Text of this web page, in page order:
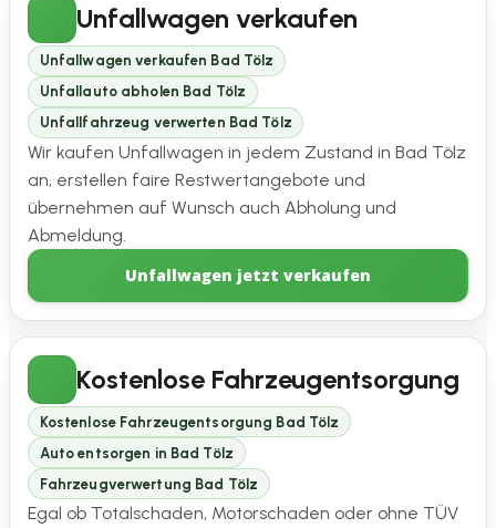
Unfallwagen verkaufen
Unfallwagen verkaufen Bad Tölz
Unfallauto abholen Bad Tölz
Unfallfahrzeug verwerten Bad Tölz
Wir kaufen Unfallwagen in jedem Zustand in Bad Tölz
an, erstellen faire Restwertangebote und
übernehmen auf Wunsch auch Abholung und
Abmeldung.
Unfallwagen jetzt verkaufen
Kostenlose Fahrzeugentsorgung
Kostenlose Fahrzeugentsorgung Bad Tölz
Auto entsorgen in Bad Tölz
Fahrzeugverwertung Bad Tölz
Egal ob Totalschaden, Motorschaden oder ohne TÜV